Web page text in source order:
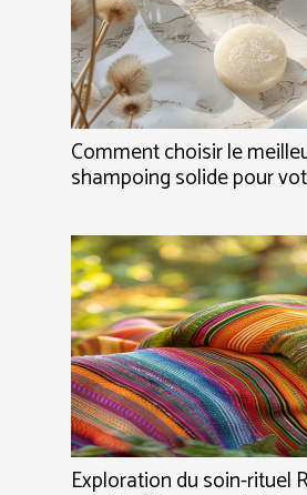
Comment choisir le
shampoing solide pour
Exploration du soin-rituel